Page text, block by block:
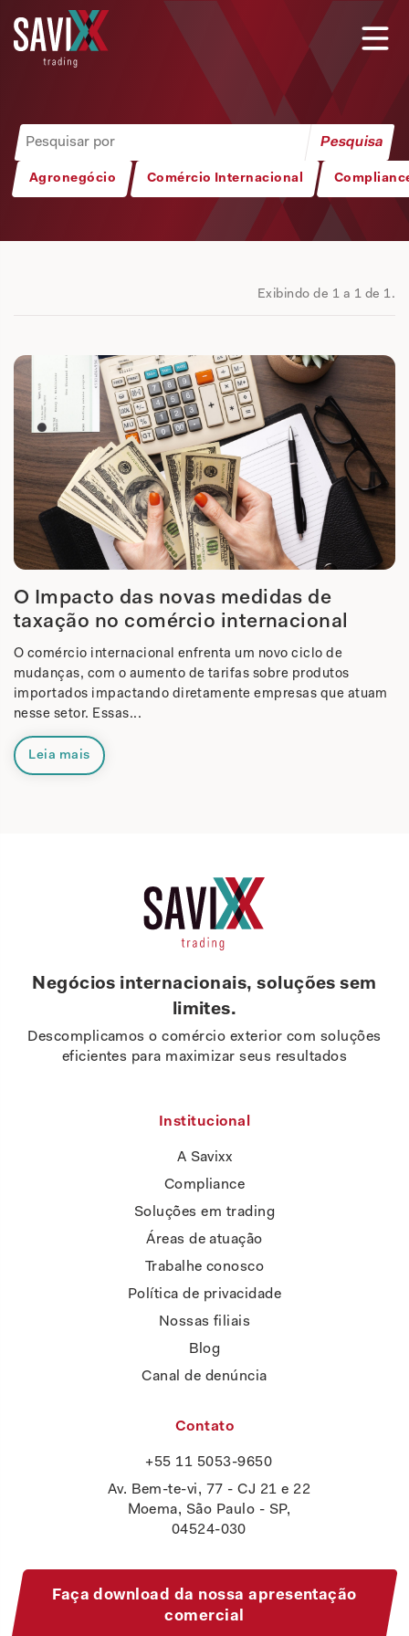
Agronegócio Comércio Internacional
Exibindo de 1 a 1 de 1.
O Impacto das novas medidas de
taxação no comércio internacional
O comércio internacional enfrenta um novo ciclo de
mudanças, com o aumento de tarifas sobre produtos
importados impactando diretamente empresas que atuam
nesse setor. Essas...
Leia mais
Negócios internacionais, soluções sem
limites.
Descomplicamos o comércio exterior com soluções
eficientes para maximizar seus resultados
Institucional
A Savixx
Compliance
Soluções em trading
Áreas de atuação
Trabalhe conosco
Política de privacidade
Nossas filiais
Blog
Canal de denúncia
Contato
+55 11 5053-9650
Av. Bem-te-vi, 77 - CJ 21 e 22
Moema, São Paulo - SP,
04524-030
Faça download da nossa apresentação
comercial